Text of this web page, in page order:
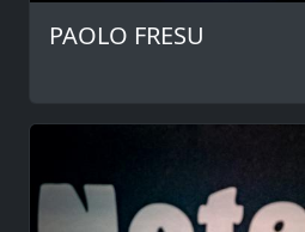
PAOLO FRESU